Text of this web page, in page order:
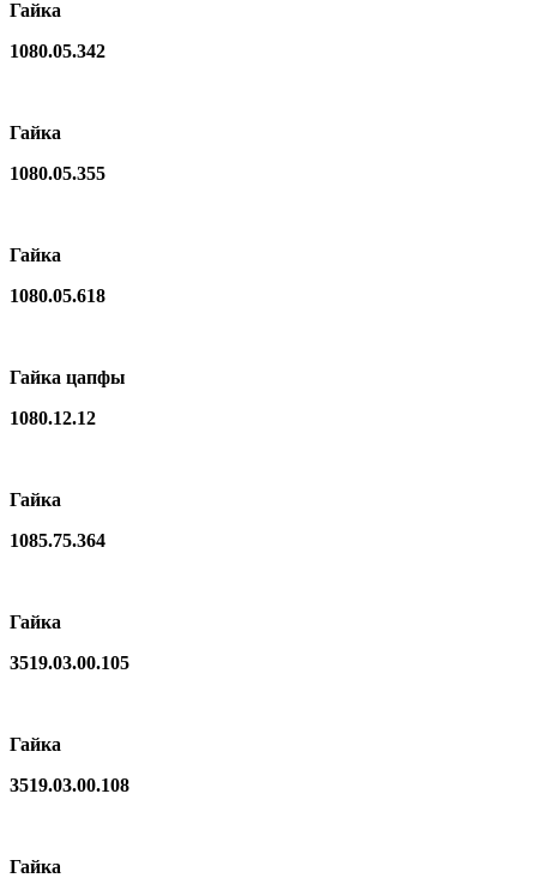
Гайка
1080.05.342
Гайка
1080.05.355
Гайка
1080.05.618
Гайка цапфы
1080.12.12
Гайка
1085.75.364
Гайка
3519.03.00.105
Гайка
3519.03.00.108
Гайка